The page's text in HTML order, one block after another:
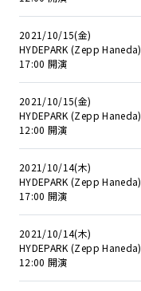
2021/10/15(金)
HYDEPARK (Zepp Haneda)
17:00 開演
2021/10/15(金)
HYDEPARK (Zepp Haneda)
12:00 開演
2021/10/14(木)
HYDEPARK (Zepp Haneda)
17:00 開演
2021/10/14(木)
HYDEPARK (Zepp Haneda)
12:00 開演